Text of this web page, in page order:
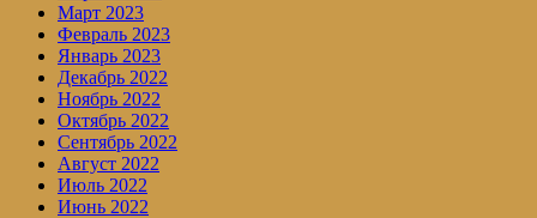
Март 2023
Февраль 2023
Январь 2023
Декабрь 2022
Ноябрь 2022
Октябрь 2022
Сентябрь 2022
Август 2022
Июль 2022
Июнь 2022